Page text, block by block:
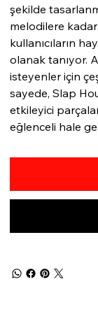
şekilde
melodilere
kullanıcıların
olanak tanıyor.
isteyenler için
sayede, Slap
etkileyici
eğlenceli hale